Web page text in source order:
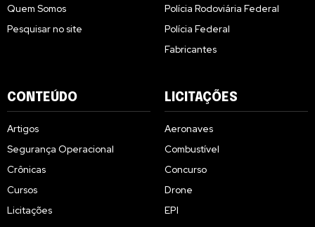
Quem Somos
Pesquisar no site
Polícia Rodoviária Federal
Polícia Federal
Fabricantes
CONTEÚDO
Artigos
Segurança Operacional
Crônicas
Cursos
Licitações
LICITAÇÕES
Aeronaves
Combustível
Concurso
Drone
EPI